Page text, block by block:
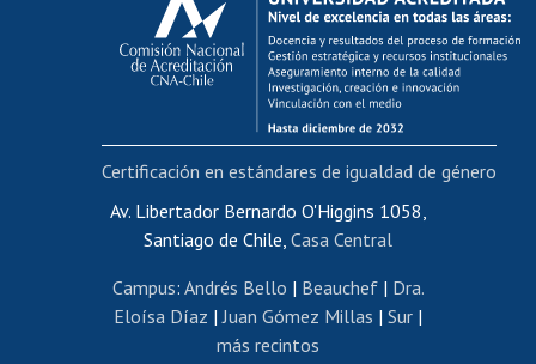
Postulación al AUCAI
Funcionarias/os
Cursos internos de capacitación
Bienestar del personal
Portal de movilidad interna
Certificado de renta
Certificado de renta honorarios
Editar páginas blancas
Extranjeras/os
Av. Libertador Bernardo O'Higgins 1058,
Santiago de Chile, Casa Central
Campus: Andrés Bello | Beauchef| Dra.
Eloísa Díaz | Juan Gómez Millas | Sur |
más recintos
Certificación en estándares de igualdad de género